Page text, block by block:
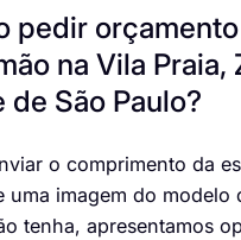
pedir
na Vila Praia,
de São Paulo?
o comprimento da
uma imagem do modelo
tenha, apresentamos